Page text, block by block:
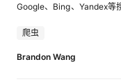
Google、Bing、Yandex等
摘要等信息。
爬虫
Brandon Wang